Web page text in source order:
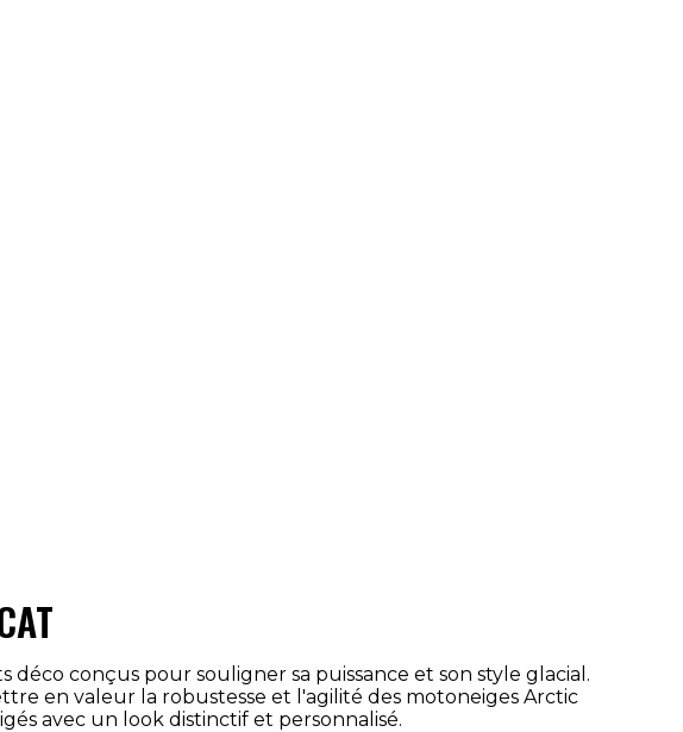
déco conçus pour souligner sa puissance et son style glacial.
en valeur la robustesse et l'agilité des motoneiges Arctic
avec un look distinctif et personnalisé.